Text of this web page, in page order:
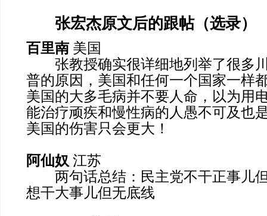
张宏杰原文后的跟帖（选录）
百里南 美国
张教授确实很详细地列举了很多
普的原因，美国和任何一个国家一样
美国的大多毛病并不要人命，以为用
能治疗顽疾和慢性病的人愚不可及也
美国的伤害只会更大！
阿仙奴 江苏
两句话总结：民主党不干正事儿
想干大事儿但无底线